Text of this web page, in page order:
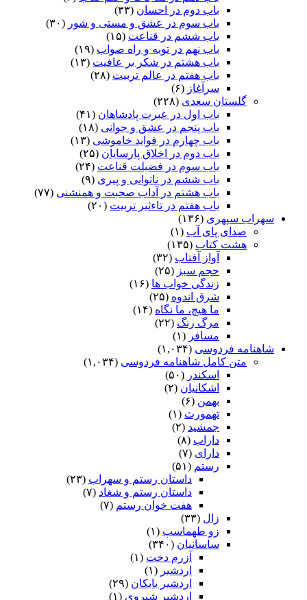
باب دوم در احسان (۳۳)
باب سوم در عشق و مستی و شور (۳۰)
باب ششم در قناعت (۱۵)
باب نهم در توبه و راه صواب (۱۹)
باب هشتم در شکر بر عافیت (۱۳)
باب هفتم در عالم تربیت (۲۸)
سرآغاز (۶)
گلستان سعدی (۲۲۸)
باب اول در عبرت پادشاهان (۴۱)
باب پنجم در عشق و جوانى (۱۸)
باب چهارم در فواید خاموشى (۱۳)
باب دوم در اخلاق پارسایان (۲۵)
باب سوم در فضیلت قناعت (۲۴)
باب ششم در ناتوانى و پیرى (۹)
باب هشتم در آداب صحبت و همنشنى (۷۷)
باب هفتم در تاءثیر تربیت (۲۰)
سهراب سپهری (۱۳۶)
صدای پای آب (۱)
هشت کتاب (۱۳۵)
آواز آفتاب (۳۲)
حجم سبز (۲۵)
زندگی خواب ها (۱۶)
شرق اندوه (۲۵)
ما هیچ، ما نگاه (۱۴)
مرگ رنگ (۲۲)
مسافر (۱)
شاهنامه فردوسی (۱,۰۳۴)
متن کامل شاهنامه فردوسی (۱,۰۳۴)
اسکندر (۵۰)
اشکانیان (۲)
بهمن (۶)
تهمورث (۱)
جمشید (۲)
داراب (۸)
دارای (۷)
رستم (۵۱)
داستان رستم و سهراب (۲۳)
داستان رستم و شغاد (۷)
هفت خوان رستم‏ (۷)
زال (۳۳)
زو طهماسپ‏ (۱)
ساسانیان (۳۴۰)
آزرم دخت (۱)
اردشیر (۱)
اردشیر بابکان (۲۹)
اردشیر شیروی (۱)